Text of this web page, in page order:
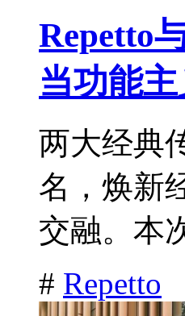
Repetto
当功能
两大经典
名，焕新
交融。本
# Repetto